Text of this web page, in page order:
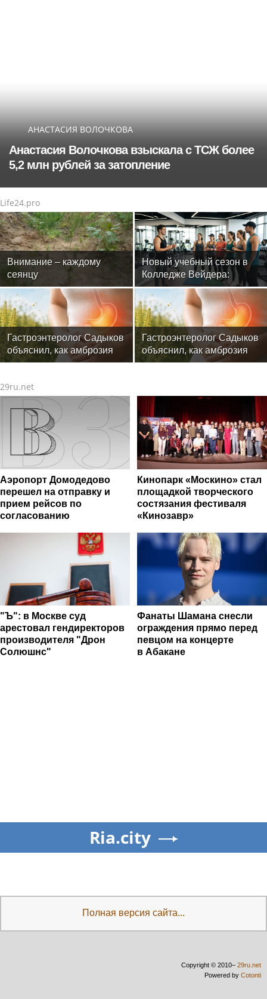
АНАСТАСИЯ ВОЛОЧКОВА
Анастасия Волочкова взыскала с ТСЖ более
5,2 млн рублей за затопление
Life24.pro
Внимание – каждому
сеянцу
Новый учебный сезон в
Колледже Вейдера:
стартовали очные
программы подготовки
фитнес-тренеров и
специалистов индустрии
здоровья
Гастроэнтеролог Садыков
объяснил, как амброзия
может влиять на ЖКТ
Гастроэнтеролог Садыков
объяснил, как амброзия
может влиять на ЖКТ
29ru.net
Аэропорт Домодедово
перешел на отправку и
прием рейсов по
согласованию
Кинопарк «Москино» стал
площадкой творческого
состязания фестиваля
«Кинозавр»
"Ъ": в Москве суд
арестовал гендиректоров
производителя "Дрон
Солюшнс"
Фанаты Шамана снесли
ограждения прямо перед
певцом на концерте
в Абакане
Ria.city
Полная версия сайта...
Copyright © 2010– 29ru.net
Powered by Cotonti